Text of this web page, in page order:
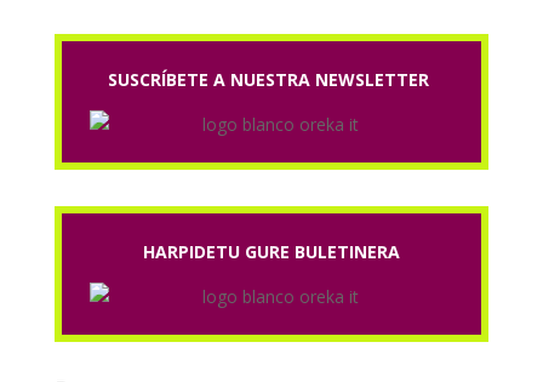
SUSCRÍBETE A NUESTRA NEWSLETTER
HARPIDETU GURE BULETINERA